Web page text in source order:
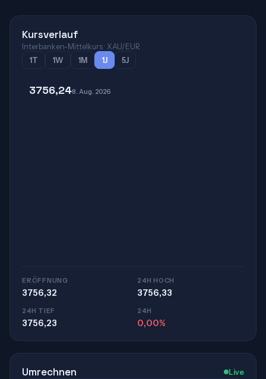
Kursverlauf
Interbanken-Mittelkurs · XAU/EUR
1T
1W 1M 1J 5J
3756,248. Aug. 2026
ERÖFFNUNG
3756,32
24H HOCH
3756,33
24H TIEF
3756,23
24H
0,00%
Umrechnen Live